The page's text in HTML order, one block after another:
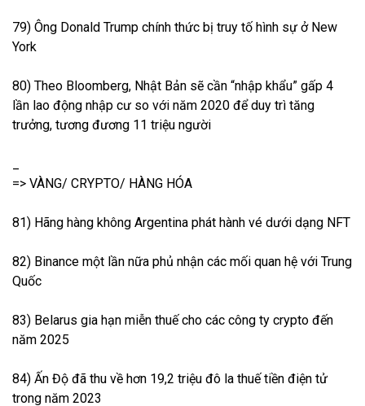
79) Ông Donald Trump chính thức bị truy tố hình sự ở New
York
80) Theo Bloomberg, Nhật Bản sẽ cần “nhập khẩu” gấp 4
lần lao động nhập cư so với năm 2020 để duy trì tăng
trưởng, tương đương 11 triệu người
=> VÀNG/ CRYPTO/ HÀNG HÓA
81) Hãng hàng không Argentina phát hành vé dưới dạng NFT
82) Binance một lần nữa phủ nhận các mối quan hệ với Trung
Quốc
83) Belarus gia hạn miễn thuế cho các công ty crypto đến
năm 2025
84) Ấn Độ đã thu về hơn 19,2 triệu đô la thuế tiền điện tử
trong năm 2023